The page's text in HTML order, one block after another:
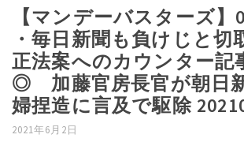
【マンデーバスターズ】
・毎日新聞も負けじと切
正法案へのカウンター
◎ 加藤官房長官が朝日
婦捏造に言及で駆除
2021年6月2日